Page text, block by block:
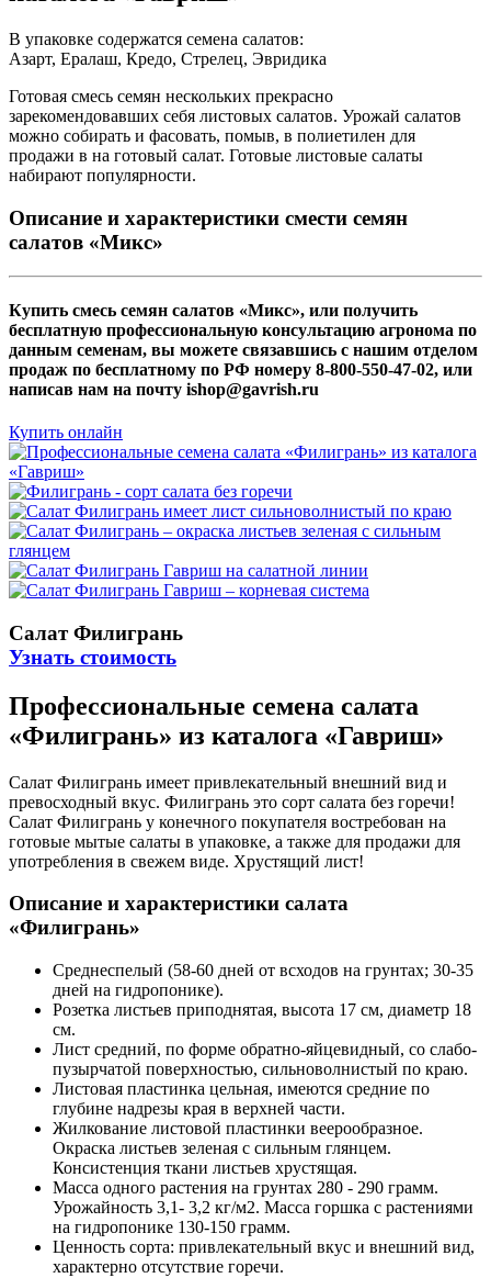
В упаковке содержатся семена салатов:
Азарт, Ералаш, Кредо, Стрелец, Эвридика
Готовая смесь семян нескольких прекрасно
зарекомендовавших себя листовых салатов. Урожай салатов
можно собирать и фасовать, помыв, в полиетилен для
продажи в на готовый салат. Готовые листовые салаты
набирают популярности.
Описание и характеристики смести семян
салатов «Микс»
Купить смесь семян салатов «Микс», или получить
бесплатную профессиональную консультацию агронома по
данным семенам, вы можете связавшись с нашим отделом
продаж по бесплатному по РФ номеру 8-800-550-47-02, или
написав нам на почту ishop@gavrish.ru
Купить онлайн
Салат Филигрань
Узнать стоимость
Профессиональные семена салата
«Филигрань» из каталога «Гавриш»
Салат Филигрань имеет привлекательный внешний вид и
превосходный вкус. Филигрань это сорт салата без горечи!
Салат Филигрань у конечного покупателя востребован на
готовые мытые салаты в упаковке, а также для продажи для
употребления в свежем виде. Хрустящий лист!
Описание и характеристики салата
«Филигрань»
Среднеспелый (58-60 дней от всходов на грунтах; 30-35
дней на гидропонике).
Розетка листьев приподнятая, высота 17 см, диаметр 18
см.
Лист средний, по форме обратно-яйцевидный, со слабо-
пузырчатой поверхностью, сильноволнистый по краю.
Листовая пластинка цельная, имеются средние по
глубине надрезы края в верхней части.
Жилкование листовой пластинки веерообразное.
Окраска листьев зеленая с сильным глянцем.
Консистенция ткани листьев хрустящая.
Масса одного растения на грунтах 280 - 290 грамм.
Урожайность 3,1- 3,2 кг/м2. Масса горшка с растениями
на гидропонике 130-150 грамм.
Ценность сорта: привлекательный вкус и внешний вид,
характерно отсутствие горечи.